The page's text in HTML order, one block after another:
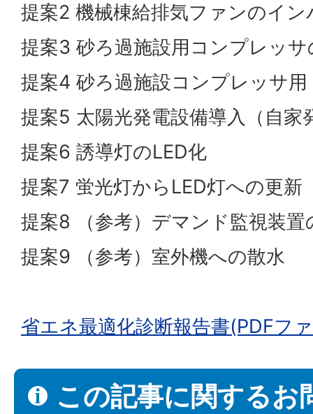
提案2 機械棟給排気ファンのイン
提案3 砂ろ過施設用コンプレッ
提案4 砂ろ過施設コンプレッサ
提案5 太陽光発電設備導入（自家
提案6 誘導灯のLED化
提案7 蛍光灯からLED灯への更新
提案8 （参考）デマンド監視装置
提案9 （参考）室外機への散水
省エネ最適化診断報告書(PDFフ
この記事に関するお